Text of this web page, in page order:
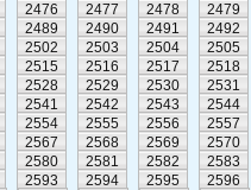
2476 2477 2478
2479
2489 2490 2491
2492
2502 2503 2504
2505
2515 2516 2517
2518
2528 2529 2530
2531
2541 2542 2543
2544
2554 2555 2556
2557
2567 2568 2569
2570
2580 2581 2582
2583
2593 2594 2595
2596